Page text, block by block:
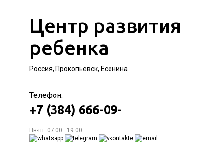
Центр развития
ребенка
Россия, Прокопьевск, Есенина
Телефон:
+7 (384) 666-09-
Пн-пт: 07:00—19:00